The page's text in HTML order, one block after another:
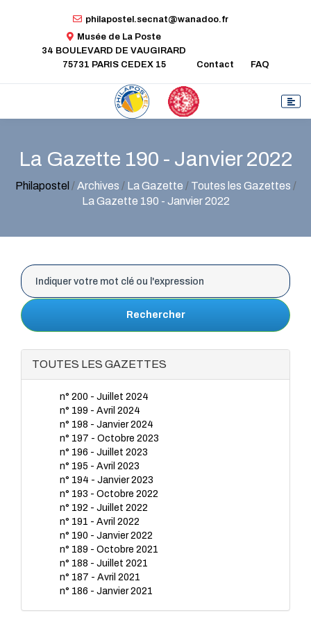
philapostel.secnat@wanadoo.fr
Musée de La Poste
34 BOULEVARD DE VAUGIRARD
75731 PARIS CEDEX 15
Contact FAQ
La Gazette 190 - Janvier 2022
Philapostel /Archives / La Gazette / Toutes les Gazettes /
La Gazette 190 - Janvier 2022
Rechercher
TOUTES LES GAZETTES
n° 200 - Juillet 2024
n° 199 - Avril 2024
n° 198 - Janvier 2024
n° 197 - Octobre 2023
n° 196 - Juillet 2023
n° 195 - Avril 2023
n° 194 - Janvier 2023
n° 193 - Octobre 2022
n° 192 - Juillet 2022
n° 191 - Avril 2022
n° 190 - Janvier 2022
n° 189 - Octobre 2021
n° 188 - Juillet 2021
n° 187 - Avril 2021
n° 186 - Janvier 2021